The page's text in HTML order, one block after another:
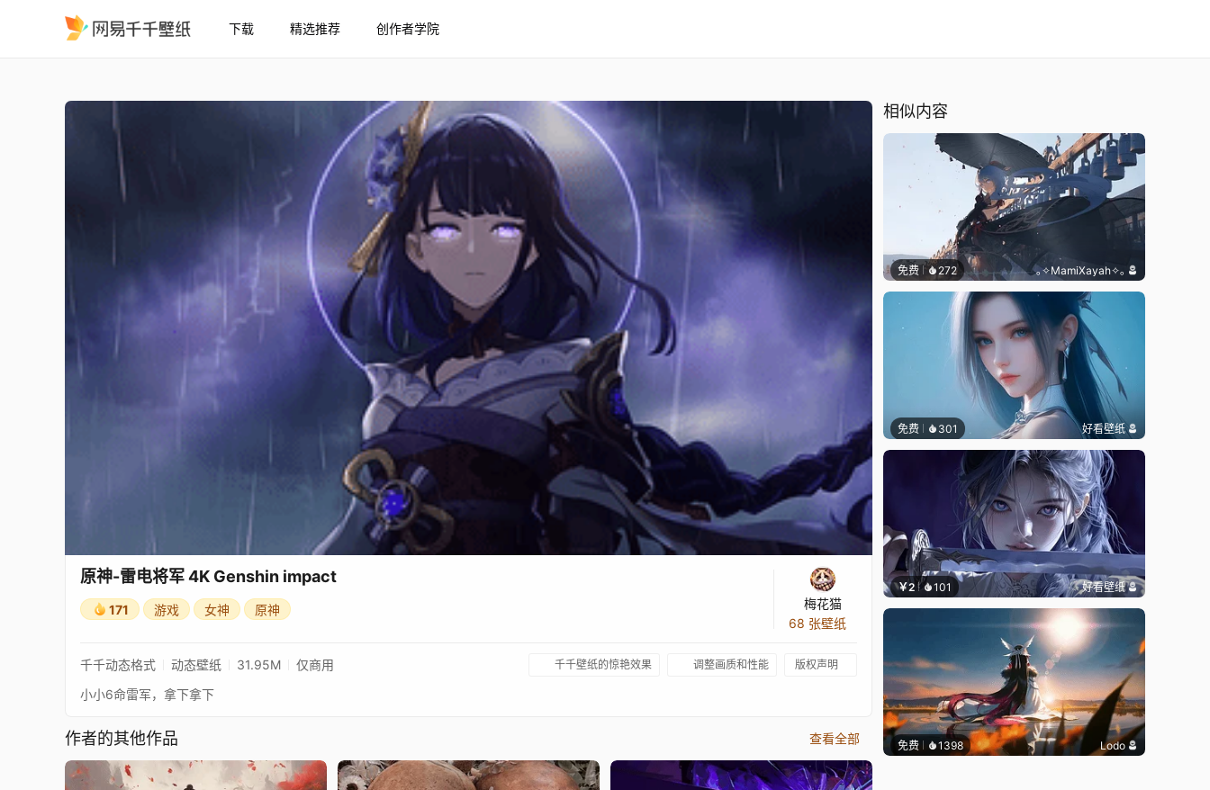
下载 精选推荐 创作者学院
原神-雷电将军 4K Genshin impact
171 游戏 女神 原神
梅花猫
68 张壁纸
千千动态格式 动态壁纸 31.95M 仅商用 千千壁纸的惊艳效果 调整画质和性能 版权声明
小小6命雷军，拿下拿下
作者的其他作品 查看全部
相似内容
免费 272 ｡✧MamiXayah✧｡
免费 301 好看壁纸
￥2 101 好看壁纸
免费 1398 Lodo